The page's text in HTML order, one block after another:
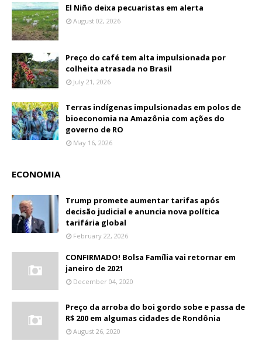
El Niño deixa pecuaristas em alerta
August 02, 2026
Preço do café tem alta impulsionada por
colheita atrasada no Brasil
July 21, 2026
Terras indígenas impulsionadas em polos de
bioeconomia na Amazônia com ações do
governo de RO
May 16, 2026
ECONOMIA
Trump promete aumentar tarifas após
decisão judicial e anuncia nova política
tarifária global
February 22, 2026
CONFIRMADO! Bolsa Família vai retornar em
janeiro de 2021
December 04, 2020
Preço da arroba do boi gordo sobe e passa de
R$ 200 em algumas cidades de Rondônia
August 26, 2020